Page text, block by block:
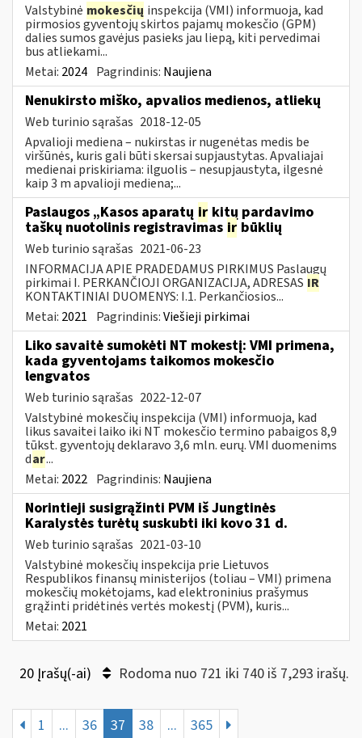
Valstybinė mokesčių inspekcija (VMI) informuoja, kad
pirmosios gyventojų skirtos pajamų mokesčio (GPM)
dalies sumos gavėjus pasieks jau liepą, kiti pervedimai
bus atliekami...
Metai: 2024 Pagrindinis: Naujiena
Nenukirsto miško, apvalios medienos, atliekų
Web turinio sąrašas 2018-12-05
Apvalioji mediena – nukirstas ir nugenėtas medis be
viršūnės, kuris gali būti skersai supjaustytas. Apvaliajai
medienai priskiriama: ilguolis – nesupjaustyta, ilgesnė
kaip 3 m apvalioji mediena;...
Paslaugos „Kasos aparatų ir kitų pardavimo
taškų nuotolinis registravimas ir būklių
Web turinio sąrašas 2021-06-23
INFORMACIJA APIE PRADEDAMUS PIRKIMUS Paslaugų
pirkimai I. PERKANČIOJI ORGANIZACIJA, ADRESAS IR
KONTAKTINIAI DUOMENYS: I.1. Perkančiosios...
Metai: 2021 Pagrindinis:Viešieji pirkimai
Liko savaitė sumokėti NT mokestį: VMI primena,
kada gyventojams taikomos mokesčio
lengvatos
Web turinio sąrašas 2022-12-07
Valstybinė mokesčių inspekcija (VMI) informuoja, kad
likus savaitei laiko iki NT mokesčio termino pabaigos 8,9
tūkst. gyventojų deklaravo 3,6 mln. eurų. VMI duomenims
dar...
Metai: 2022 Pagrindinis: Naujiena
Norintieji susigrąžinti PVM iš Jungtinės
Karalystės turėtų suskubti iki kovo 31 d.
Web turinio sąrašas 2021-03-10
Valstybinė mokesčių inspekcija prie Lietuvos
Respublikos finansų ministerijos (toliau – VMI) primena
mokesčių mokėtojams, kad elektroninius prašymus
grąžinti pridėtinės vertės mokestį (PVM), kuris...
Metai: 2021
20 Įrašų(-ai) Rodoma nuo 721 iki 740 iš 7,293 irašų.
1 ... 36 37 38 ... 365